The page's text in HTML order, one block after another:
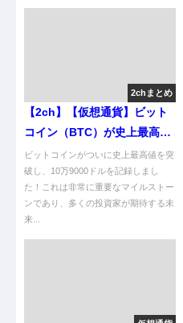
2chまとめ
【2ch】【仮想通貨】ビット
コイン（BTC）が史上最高値
10万9000ドル突破、対円では
1700万円超 [シャチ★]
ビットコインがついに史上最高値を突
破し、10万9000ドルを記録しまし
た！これは非常に重要なマイルストー
ンであり、多くの投資家が期待する未
来...